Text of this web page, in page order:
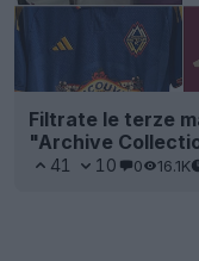
Filtrate le terze
"Archive
41 10 0 16.1K